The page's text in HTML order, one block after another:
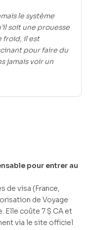
le système
soit une prouesse
froid, il est
pour faire du
jamais voir un
pour entrer au
de visa (France,
de Voyage
Elle coûte 7 $ CA et
via le site officiel